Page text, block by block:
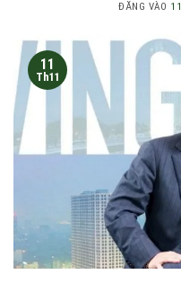
ĐĂNG VÀO
11
Th11